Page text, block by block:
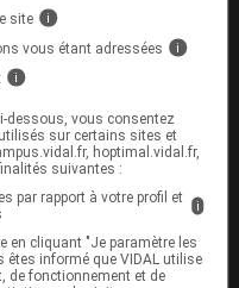
site i
vous étant adressées i
i
dessous, vous consentez
sur certains sites et
hoptimal.vidal.fr,
suivantes :
par rapport à votre profil et
i
en cliquant "Je paramètre les
êtes informé que VIDAL utilise
de fonctionnement et de